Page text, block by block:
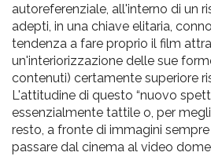
autoreferenziale, all'interno di un
adepti, in una chiave elitaria,
tendenza a fare proprio il film
un'interiorizzazione delle sue
contenuti) certamente superiore
L'attitudine di questo “nuovo
essenzialmente tattile o, per
resto, a fronte di immagini
passare dal cinema al video